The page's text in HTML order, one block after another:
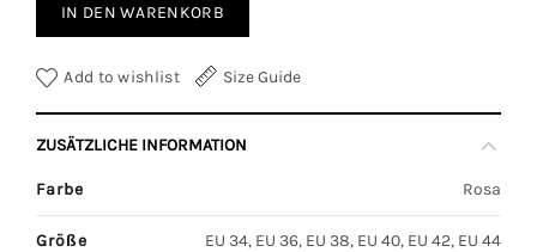
IN DEN WARENKORB
Add to wishlist Size Guide
ZUSÄTZLICHE INFORMATION
Farbe Rosa
Größe EU 34, EU 36, EU 38, EU 40, EU 42, EU 44